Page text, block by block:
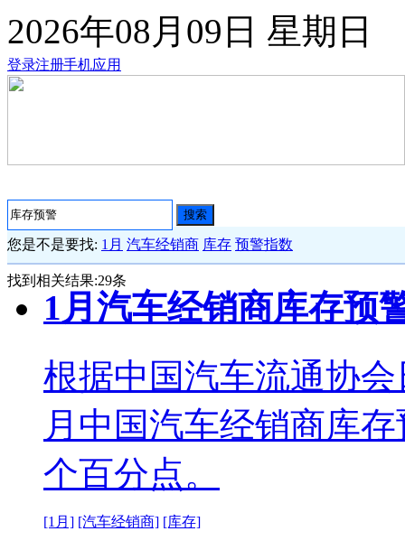
2026年08月09日 星期日
登录注册手机应用
搜索
您是不是要找: 1月 汽车经销商 库存 预警指数
找到相关结果:29条
1月汽车经销商库存预
根据中国汽车流通协
月中国汽车经销商库
个百分点。
[1月] [汽车经销商] [库存]